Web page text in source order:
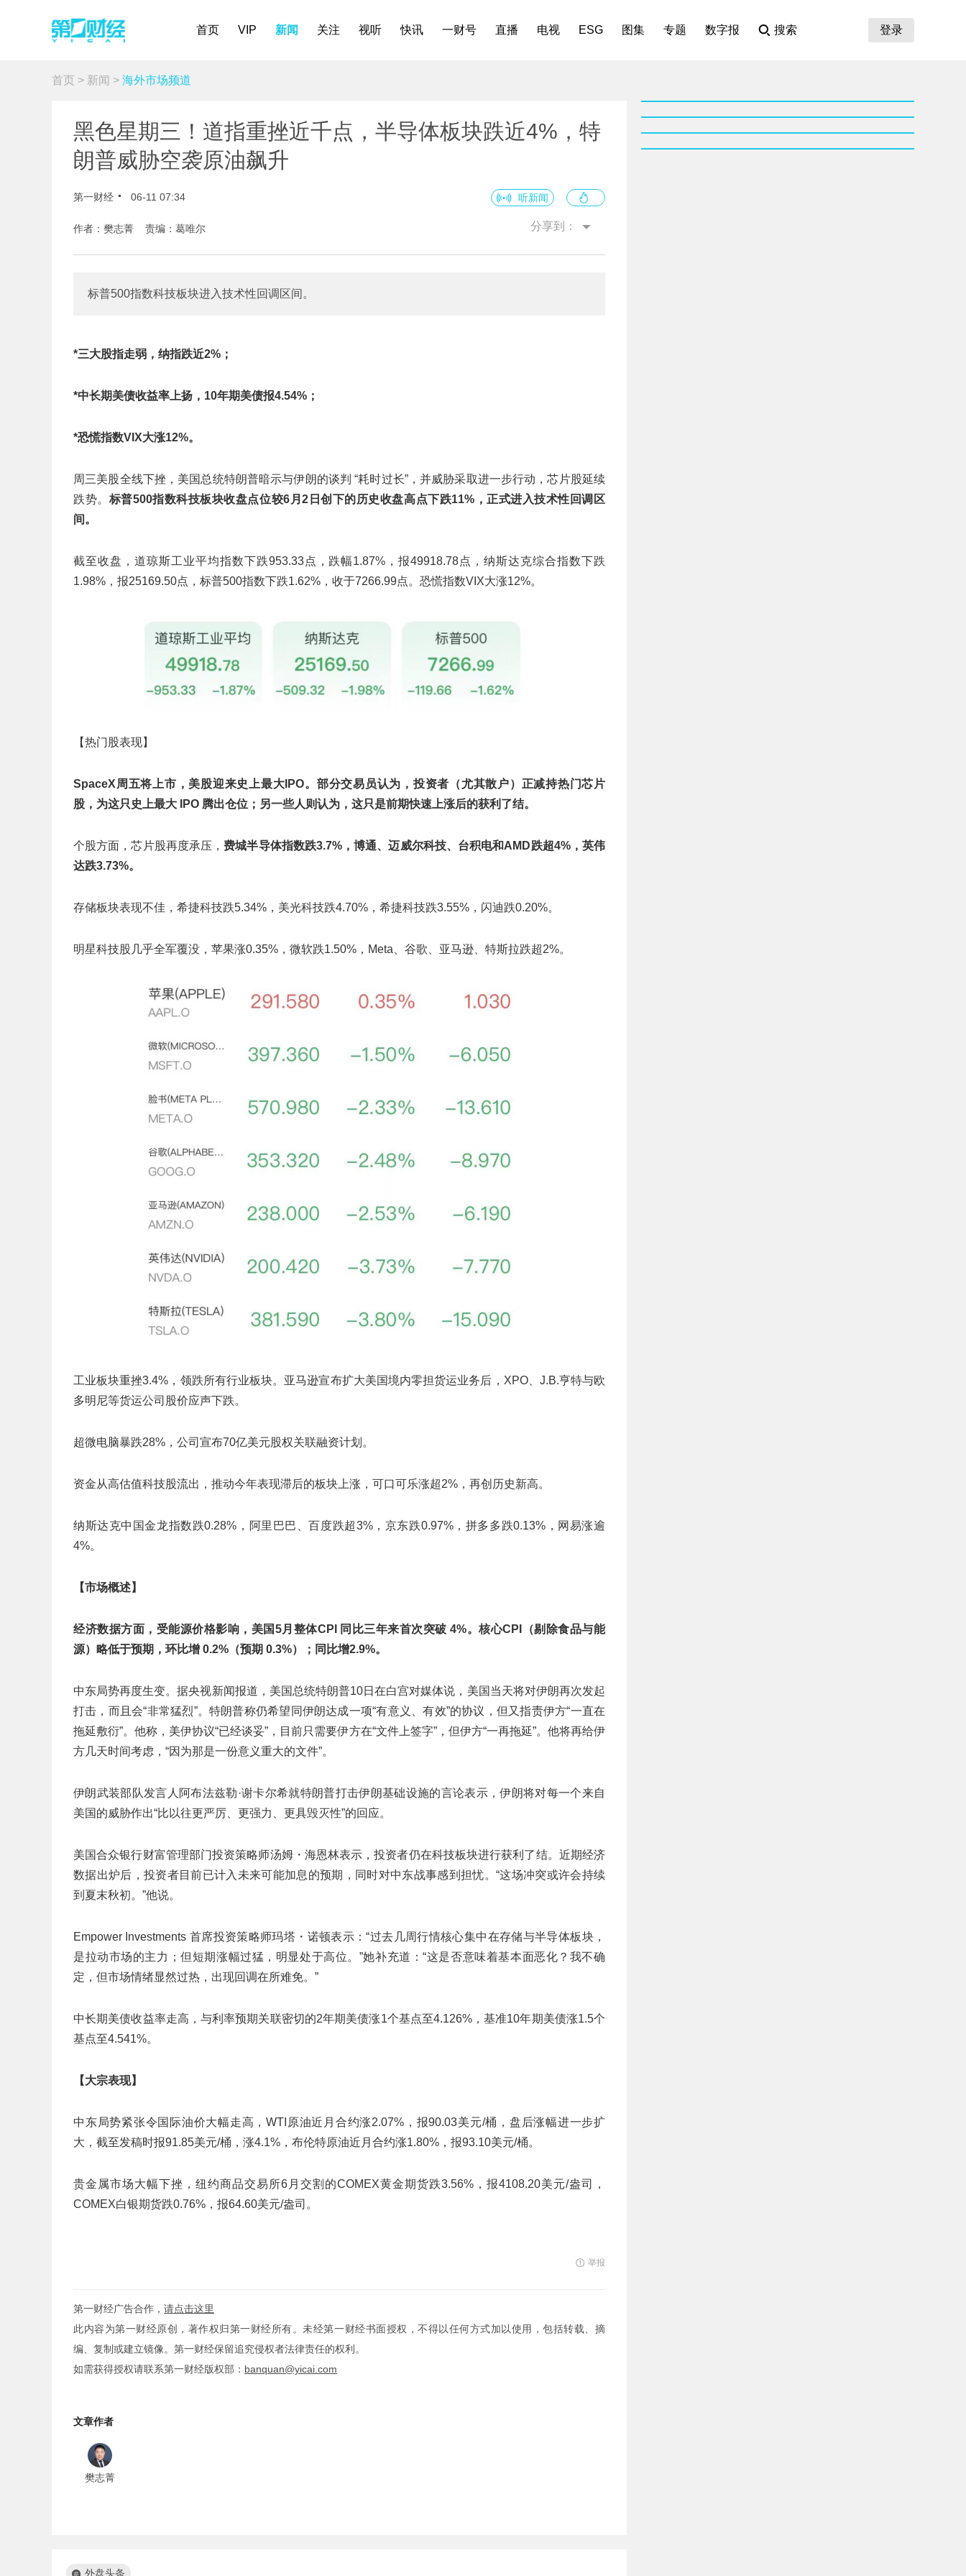
首页 VIP 新闻 关注 视听 快讯 一财号 直播 电视 ESG 图集 专题 数字报 搜索 登录
首页 > 新闻 > 海外市场频道
黑色星期三！道指重挫近千点，半导体板块跌近4%，特
朗普威胁空袭原油飙升
第一财经 06-11 07:34 听新闻
作者：樊志菁 责编：葛唯尔 分享到：
标普500指数科技板块进入技术性回调区间。
*三大股指走弱，纳指跌近2%；
*中长期美债收益率上扬，10年期美债报4.54%；
*恐慌指数VIX大涨12%。
周三美股全线下挫，美国总统特朗普暗示与伊朗的谈判 “耗时过长”，并威胁采取进一步行动，芯片股延续
跌势。 标普500指数科技板块收盘点位较6月2日创下的历史收盘高点下跌11%，正式进入技术性回调区
间。
截至收盘，道琼斯工业平均指数下跌953.33点，跌幅1.87%，报49918.78点，纳斯达克综合指数下跌
1.98%，报25169.50点，标普500指数下跌1.62%，收于7266.99点。恐慌指数VIX大涨12%。
【热门股表现】
SpaceX周五将上市，美股迎来史上最大IPO。部分交易员认为，投资者（尤其散户）正减持热门芯片
股，为这只史上最大 IPO 腾出仓位；另一些人则认为，这只是前期快速上涨后的获利了结。
个股方面，芯片股再度承压，费城半导体指数跌3.7%，博通、迈威尔科技、台积电和AMD跌超4%，英伟
达跌3.73%。
存储板块表现不佳，希捷科技跌5.34%，美光科技跌4.70%，希捷科技跌3.55%，闪迪跌0.20%。
明星科技股几乎全军覆没，苹果涨0.35%，微软跌1.50%，Meta、谷歌、亚马逊、特斯拉跌超2%。
工业板块重挫3.4%，领跌所有行业板块。亚马逊宣布扩大美国境内零担货运业务后，XPO、J.B.亨特与欧
多明尼等货运公司股价应声下跌。
超微电脑暴跌28%，公司宣布70亿美元股权关联融资计划。
资金从高估值科技股流出，推动今年表现滞后的板块上涨，可口可乐涨超2%，再创历史新高。
纳斯达克中国金龙指数跌0.28%，阿里巴巴、百度跌超3%，京东跌0.97%，拼多多跌0.13%，网易涨逾
4%。
【市场概述】
经济数据方面，受能源价格影响，美国5月整体CPI 同比三年来首次突破 4%。核心CPI（剔除食品与能
源）略低于预期，环比增 0.2%（预期 0.3%）；同比增2.9%。
中东局势再度生变。据央视新闻报道，美国总统特朗普10日在白宫对媒体说，美国当天将对伊朗再次发起
打击，而且会“非常猛烈”。特朗普称仍希望同伊朗达成一项“有意义、有效”的协议，但又指责伊方“一直在
拖延敷衍”。他称，美伊协议“已经谈妥”，目前只需要伊方在“文件上签字”，但伊方“一再拖延”。他将再给伊
方几天时间考虑，“因为那是一份意义重大的文件”。
伊朗武装部队发言人阿布法兹勒·谢卡尔希就特朗普打击伊朗基础设施的言论表示，伊朗将对每一个来自
美国的威胁作出“比以往更严厉、更强力、更具毁灭性”的回应。
美国合众银行财富管理部门投资策略师汤姆・海恩林表示，投资者仍在科技板块进行获利了结。近期经济
数据出炉后，投资者目前已计入未来可能加息的预期，同时对中东战事感到担忧。“这场冲突或许会持续
到夏末秋初。”他说。
Empower Investments 首席投资策略师玛塔・诺顿表示：“过去几周行情核心集中在存储与半导体板块，
是拉动市场的主力；但短期涨幅过猛，明显处于高位。”她补充道：“这是否意味着基本面恶化？我不确
定，但市场情绪显然过热，出现回调在所难免。”
中长期美债收益率走高，与利率预期关联密切的2年期美债涨1个基点至4.126%，基准10年期美债涨1.5个
基点至4.541%。
【大宗表现】
中东局势紧张令国际油价大幅走高，WTI原油近月合约涨2.07%，报90.03美元/桶，盘后涨幅进一步扩
大，截至发稿时报91.85美元/桶，涨4.1%，布伦特原油近月合约涨1.80%，报93.10美元/桶。
贵金属市场大幅下挫，纽约商品交易所6月交割的COMEX黄金期货跌3.56%，报4108.20美元/盎司，
COMEX白银期货跌0.76%，报64.60美元/盎司。
举报
第一财经广告合作， 请点击这里
此内容为第一财经原创，著作权归第一财经所有。未经第一财经书面授权，不得以任何方式加以使用，包括转载、摘
编、复制或建立镜像。第一财经保留追究侵权者法律责任的权利。
如需获得授权请联系第一财经版权部： banquan@yicai.com
文章作者
樊志菁
外盘头条